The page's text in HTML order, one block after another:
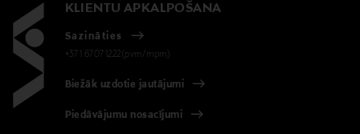
KLIENTU APKALPOŠANA
Sazināties
+371 67071222(pvm/mpm)
Biežāk uzdotie jautājumi
Piedāvājumu nosacījumi